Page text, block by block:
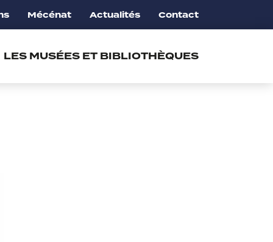
Mécénat Actualités Contact
LES MUSÉES ET BIBLIOTHÈQUES